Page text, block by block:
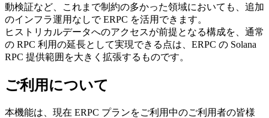
動検証など、これまで制約の多かった領域においても、追加
のインフラ運用なしで ERPC を活用できます。
ヒストリカルデータへのアクセスが前提となる構成を、通常
の RPC 利用の延長として実現できる点は、ERPC の Solana
RPC 提供範囲を大きく拡張するものです。
ご利用について
本機能は、現在 ERPC プランをご利用中のご利用者の皆様